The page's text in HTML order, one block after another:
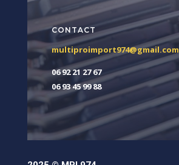
CONTACT
multiproimport974@gmail.com
06 92 21 27 67
06 93 45 99 88